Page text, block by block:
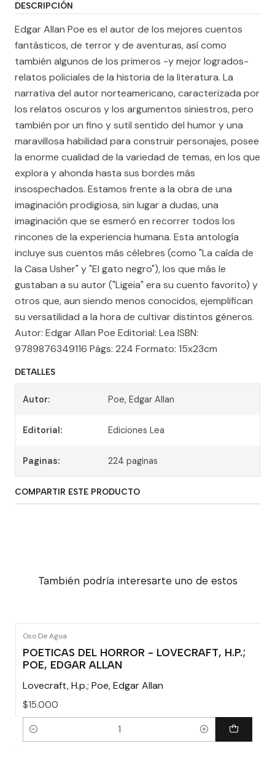
DESCRIPCIÓN
Edgar Allan Poe es el autor de los mejores cuentos
fantásticos, de terror y de aventuras, así como
también algunos de los primeros -y mejor logrados-
relatos policiales de la historia de la literatura. La
narrativa del autor norteamericano, caracterizada por
los relatos oscuros y los argumentos siniestros, pero
también por un fino y sutil sentido del humor y una
maravillosa habilidad para construir personajes, posee
la enorme cualidad de la variedad de temas, en los que
explora y ahonda hasta sus bordes más
insospechados. Estamos frente a la obra de una
imaginación prodigiosa, sin lugar a dudas, una
imaginación que se esmeró en recorrer todos los
rincones de la experiencia humana. Esta antología
incluye sus cuentos más célebres (como "La caída de
la Casa Usher" y "El gato negro"), los que más le
gustaban a su autor ("Ligeia" era su cuento favorito) y
otros que, aun siendo menos conocidos, ejemplifican
su versatilidad a la hora de cultivar distintos géneros.
Autor: Edgar Allan Poe Editorial: Lea ISBN:
9789876349116 Págs: 224 Formato: 15x23cm
DETALLES
Autor: Poe, Edgar Allan
Editorial: Ediciones Lea
Paginas: 224 paginas
COMPARTIR ESTE PRODUCTO
También podría interesarte uno de estos
Oso De Agua
POETICAS DEL HORROR - LOVECRAFT, H.P.;
POE, EDGAR ALLAN
Lovecraft, H.p.; Poe, Edgar Allan
$15.000
Cantidad